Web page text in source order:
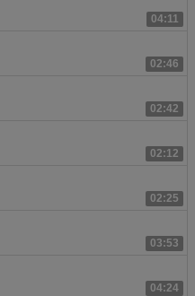
04:11
02:46
02:42
02:12
02:25
03:53
04:24